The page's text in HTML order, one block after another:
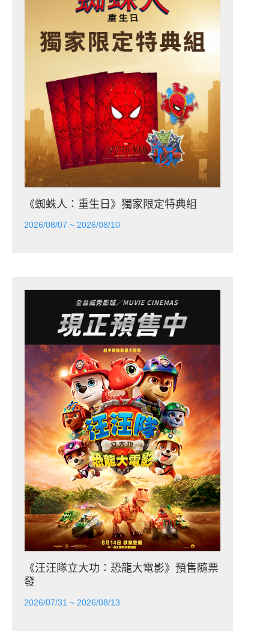
《蜘蛛人：重生日》獨家限定特典組
2026/08/07 ~ 2026/08/10
《汪汪隊立大功：恐龍大電影》預售隨票
發
2026/07/31 ~ 2026/08/13